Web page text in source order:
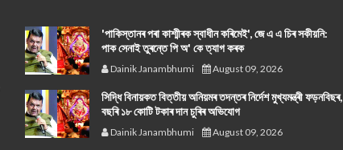
'পাকিস্তানৰ পৰা কাশ্মীৰক স্বাধীন কৰিমেই', জে এ এ চিৰ সকীয়নি:
পাক সেনাই তুৰন্তে পি অ' কে ত্যাগ কৰক
Dainik Janambhumi August 09, 2026
সিদ্ধি বিনায়কত বিত্তীয় অনিয়মৰ তদন্তৰ নিৰ্দেশ মুখ্যমন্ত্ৰী ফড়নবিছৰ,
বছৰি ১৮ কোটি টকাৰ দান চুৰিৰ অভিযোগ
Dainik Janambhumi August 09, 2026